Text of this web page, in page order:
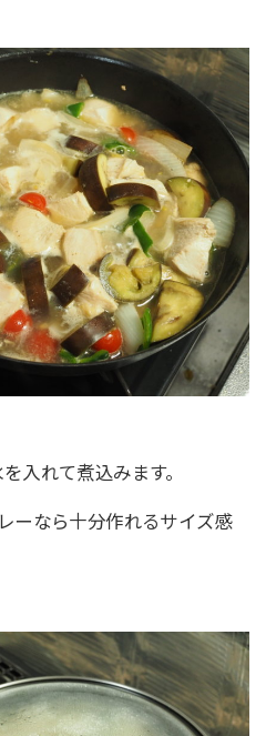
入れて煮込みます。
ーなら十分作れるサイズ感